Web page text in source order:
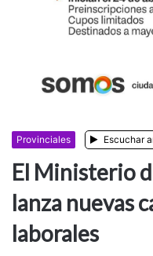
Provinciales Escuchar
El Ministerio
lanza nuevas
laborales